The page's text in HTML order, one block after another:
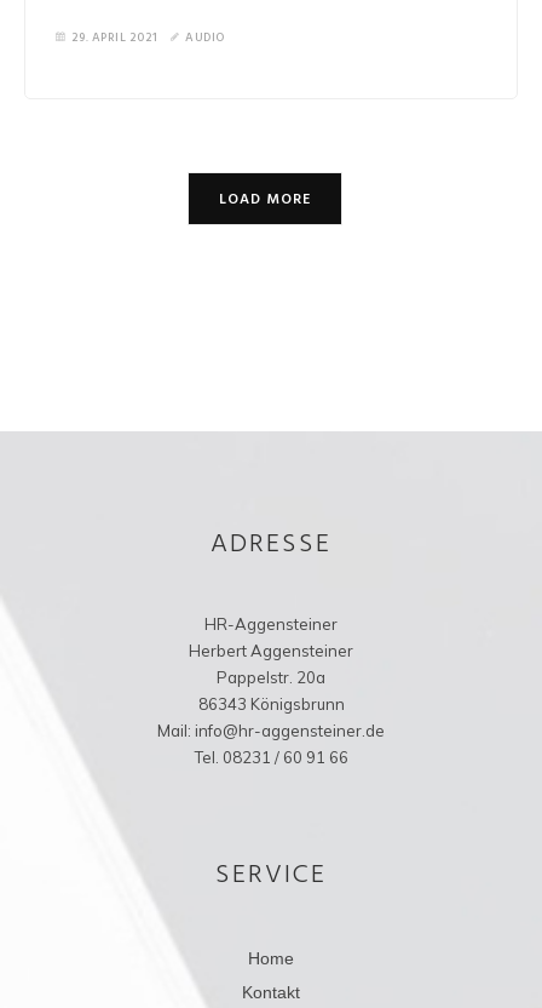
29. APRIL 2021 AUDIO
LOAD MORE
ADRESSE
HR-Aggensteiner
Herbert Aggensteiner
Pappelstr. 20a
86343 Königsbrunn
Mail: info@hr-aggensteiner.de
Tel. 08231 / 60 91 66
SERVICE
Home
Kontakt